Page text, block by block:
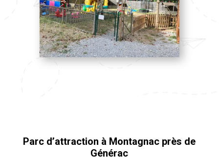
Parc d’attraction à Montagnac près de
Générac